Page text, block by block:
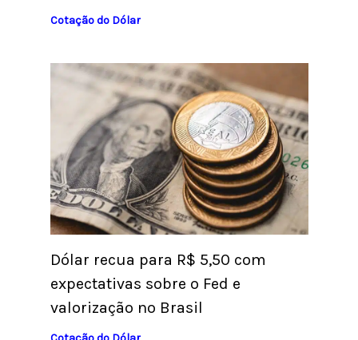
Cotação do Dólar
Dólar recua para R$ 5,50 com
expectativas sobre o Fed e
valorização no Brasil